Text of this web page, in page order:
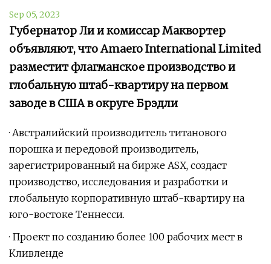
Sep 05, 2023
Губернатор Ли и комиссар Маквортер
объявляют, что Amaero International Limited
разместит флагманское производство и
глобальную штаб-квартиру на первом
заводе в США в округе Брэдли
· Австралийский производитель титанового
порошка и передовой производитель,
зарегистрированный на бирже ASX, создаст
производство, исследования и разработки и
глобальную корпоративную штаб-квартиру на
юго-востоке Теннесси.
· Проект по созданию более 100 рабочих мест в
Кливленде